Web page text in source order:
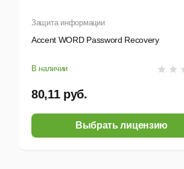
Защита информации
Accent WORD Password Recovery
В наличии
80,11 руб.
Выбрать лицензию